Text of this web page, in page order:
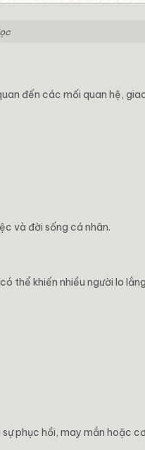
đến các mối quan hệ,
và đời sống cá nhân.
thể khiến nhiều người lo
phục hồi, may mắn hoặc